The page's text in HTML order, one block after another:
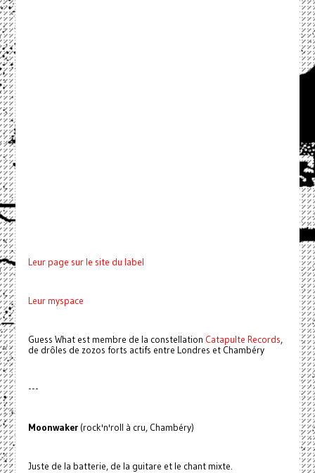
Leur page sur le site du label
Leur myspace
Guess What est membre de la constellation Catapulte Records,
de drôles de zozos forts actifs entre Londres et Chambéry
---
Moonwaker(rock'n'roll à cru, Chambéry)
Juste de la batterie, de la guitare et le chant mixte.